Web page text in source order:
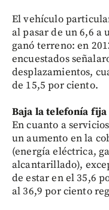
El vehículo
al pasar de un 6,6 a
ganó terreno: en
encuestados
desplazamientos,
de 15,5 por ciento.
Baja la telefonía fija
En cuanto a
un aumento en la
(energía eléctrica,
alcantarillado),
de estar en el 35,6
al 36,9 por ciento